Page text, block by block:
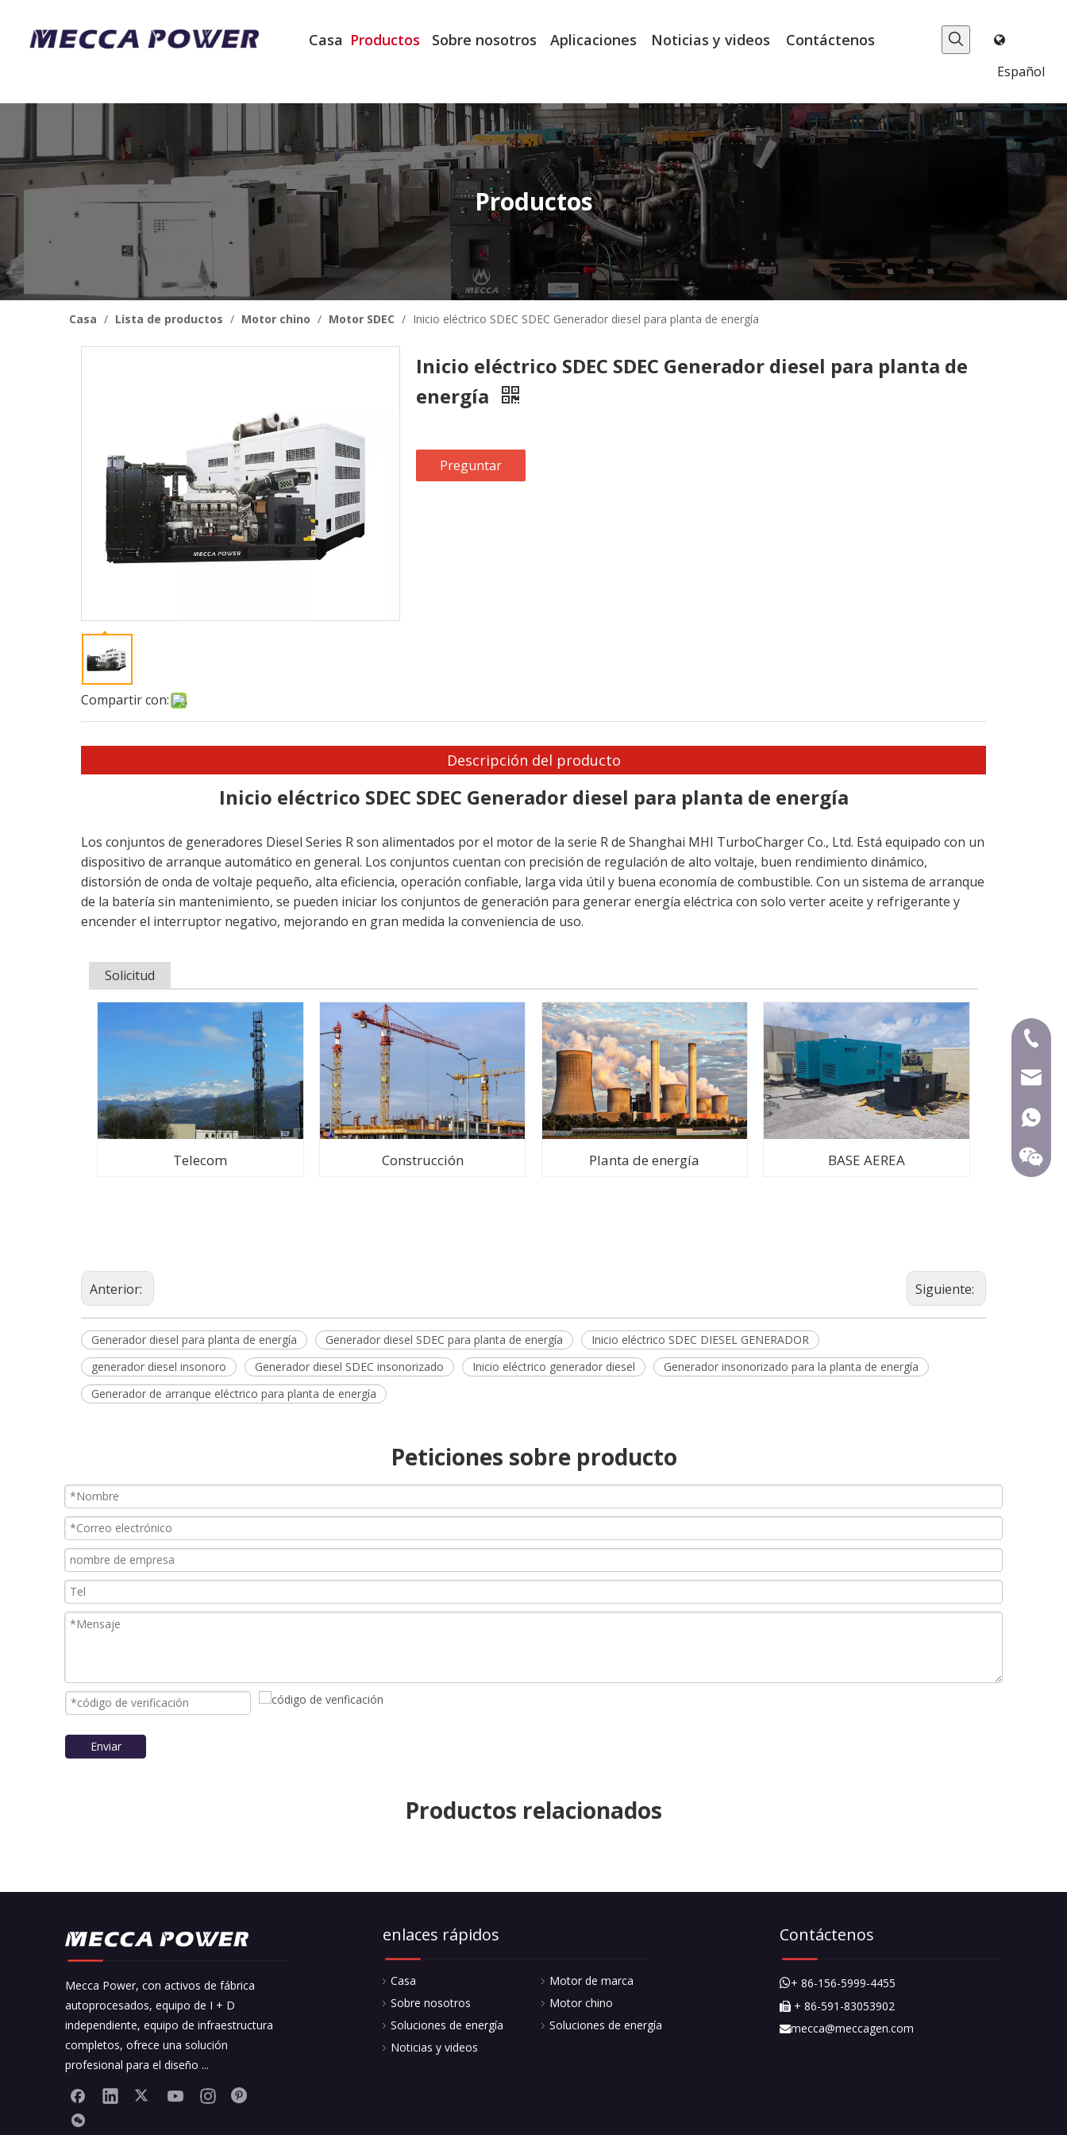
Casa Productos Sobre nosotros Aplicaciones Noticias y videos Contáctenos
Español
Productos
Casa / Lista de productos / Motor chino / Motor SDEC / Inicio eléctrico SDEC SDEC Generador diesel para planta de energía
Compartir con:
Inicio eléctrico SDEC SDEC Generador diesel para planta de
energía
Preguntar
Descripción del producto
Inicio eléctrico SDEC SDEC Generador diesel para planta de energía
Los conjuntos de generadores Diesel Series R son alimentados por el motor de la serie R de Shanghai MHI TurboCharger Co., Ltd. Está equipado con un
dispositivo de arranque automático en general. Los conjuntos cuentan con precisión de regulación de alto voltaje, buen rendimiento dinámico,
distorsión de onda de voltaje pequeño, alta eficiencia, operación confiable, larga vida útil y buena economía de combustible. Con un sistema de arranque
de la batería sin mantenimiento, se pueden iniciar los conjuntos de generación para generar energía eléctrica con solo verter aceite y refrigerante y
encender el interruptor negativo, mejorando en gran medida la conveniencia de uso.
Solicitud
Telecom Construcción Planta de energía BASE AEREA
Anterior: Siguiente:
Generador diesel para planta de energía Generador diesel SDEC para planta de energía
Inicio eléctrico SDEC DIESEL GENERADOR
generador diesel insonoro
Generador diesel SDEC insonorizado Inicio eléctrico generador diesel
Generador insonorizado para la planta de energía
Generador de arranque eléctrico para planta de energía
Peticiones sobre producto
Enviar
Productos relacionados
Mecca Power, con activos de fábrica
autoprocesados, equipo de I + D
independiente, equipo de infraestructura
completos, ofrece una solución
profesional para el diseño ...
enlaces rápidos
Casa
Sobre nosotros
Soluciones de energía
Noticias y videos
+ 86-
+ 86-
Motor de marca
Motor chino
Soluciones de energía
Contáctenos
+ 86-156-5999-4455
 + 86-591-83053902
mecca@meccagen.com